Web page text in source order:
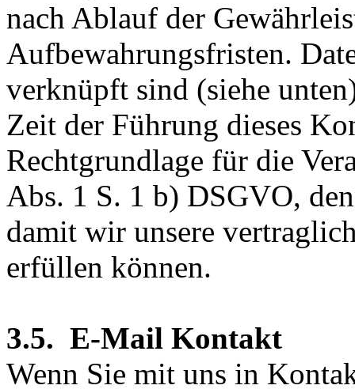
nach Ablauf der
Aufbewahrungsfristen.
verknüpft sind (siehe
Zeit der Führung dieses
Rechtgrundlage für die
Abs. 1 S. 1 b) DSGVO,
damit wir unsere
erfüllen können.
3.5. E-Mail Kontakt
Wenn Sie mit uns in